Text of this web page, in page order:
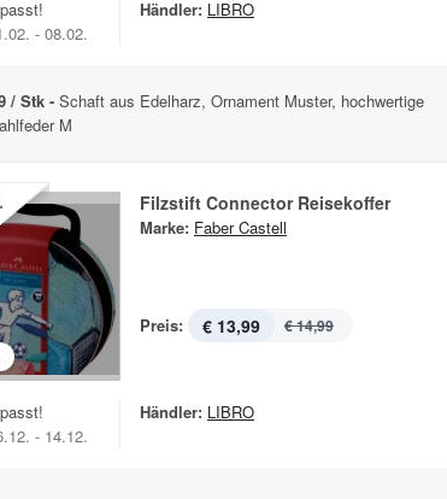
- 08.02.
Händler: LIBRO
/ Stk - Schaft aus Edelharz, Ornament Muster, hochwertige
M
Filzstift Connector Reisekoffer
Marke: Faber Castell
Preis: € 13,99 € 14,99
- 14.12.
Händler: LIBRO